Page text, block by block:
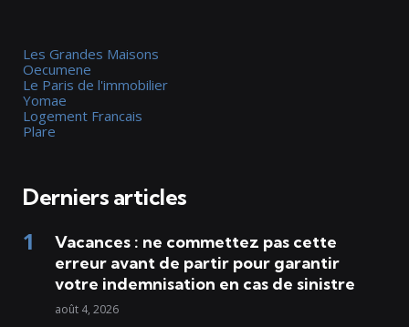
Les Grandes Maisons
Oecumene
Le Paris de l'immobilier
Yomae
Logement Francais
Plare
Derniers articles
Vacances : ne commettez pas cette
erreur avant de partir pour garantir
votre indemnisation en cas de sinistre
août 4, 2026